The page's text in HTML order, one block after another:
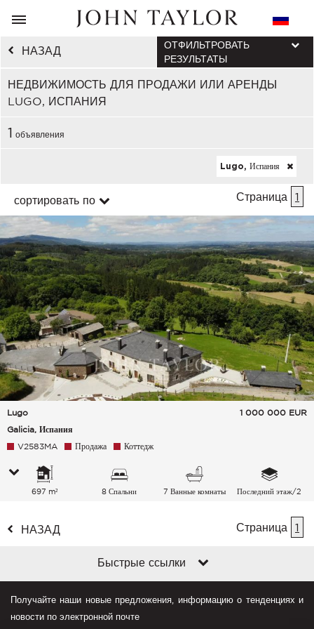
НАЗАД
НЕДВИЖИМОСТЬ ДЛЯ ПРОДАЖИ ИЛИ АРЕНДЫ
LUGO, ИСПАНИЯ
ОТФИЛЬТРОВАТЬ
РЕЗУЛЬТАТЫ
1 объявления
Lugo, Испания
сортировать по Страница 1
Lugo
Galicia, Испания
1 000 000 EUR
V2583MA Продажа Коттедж
697 m² 8 Спальни 7 Ванные комнаты Последний этаж/2
НАЗАД Страница 1
Быстрые ссылки
Получайте наши новые предложения, информацию о тенденциях и
новости по электронной почте